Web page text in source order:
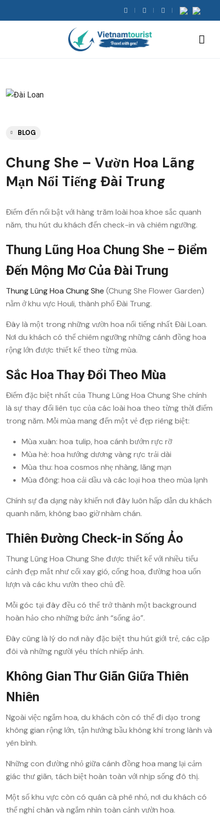
BLOG
Chung She – Vườn Hoa Lãng
Mạn Nổi Tiếng Đài Trung
Điểm đến nổi bật với hàng trăm loài hoa khoe sắc quanh
năm, thu hút du khách đến check-in và chiêm ngưỡng.
Thung Lũng Hoa Chung She – Điểm
Đến Mộng Mơ Của Đài Trung
Thung Lũng Hoa Chung She (Chung She Flower Garden)
nằm ở khu vực Houli, thành phố Đài Trung.
Đây là một trong những vườn hoa nổi tiếng nhất Đài Loan.
Nơi du khách có thể chiêm ngưỡng những cánh đồng hoa
rộng lớn được thiết kế theo từng mùa.
Sắc Hoa Thay Đổi Theo Mùa
Điểm đặc biệt nhất của Thung Lũng Hoa Chung She chính
là sự thay đổi liên tục của các loài hoa theo từng thời điểm
trong năm. Mỗi mùa mang đến một vẻ đẹp riêng biệt:
Mùa xuân: hoa tulip, hoa cánh bướm rực rỡ
Mùa hè: hoa hướng dương vàng rực trải dài
Mùa thu: hoa cosmos nhẹ nhàng, lãng mạn
Mùa đông: hoa cải dầu và các loại hoa theo mùa lạnh
Chính sự đa dạng này khiến nơi đây luôn hấp dẫn du khách
quanh năm, không bao giờ nhàm chán.
Thiên Đường Check-in Sống Ảo
Thung Lũng Hoa Chung She được thiết kế với nhiều tiểu
cảnh đẹp mắt như cối xay gió, cổng hoa, đường hoa uốn
lượn và các khu vườn theo chủ đề.
Mỗi góc tại đây đều có thể trở thành một background
hoàn hảo cho những bức ảnh “sống ảo”.
Đây cũng là lý do nơi này đặc biệt thu hút giới trẻ, các cặp
đôi và những người yêu thích nhiếp ảnh.
Không Gian Thư Giãn Giữa Thiên
Nhiên
Ngoài việc ngắm hoa, du khách còn có thể đi dạo trong
không gian rộng lớn, tận hưởng bầu không khí trong lành và
yên bình.
Những con đường nhỏ giữa cánh đồng hoa mang lại cảm
giác thư giãn, tách biệt hoàn toàn với nhịp sống đô thị.
Một số khu vực còn có quán cà phê nhỏ, nơi du khách có
thể nghỉ chân và ngắm nhìn toàn cảnh vườn hoa.